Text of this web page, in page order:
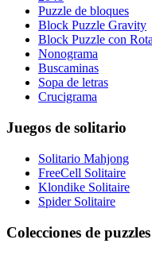
Puzzle de bloques
Block Puzzle Gravity
Block Puzzle con
Nonograma
Buscaminas
Sopa de letras
Crucigrama
Juegos de solitario
Solitario Mahjong
FreeCell Solitaire
Klondike Solitaire
Spider Solitaire
Colecciones de puzzles